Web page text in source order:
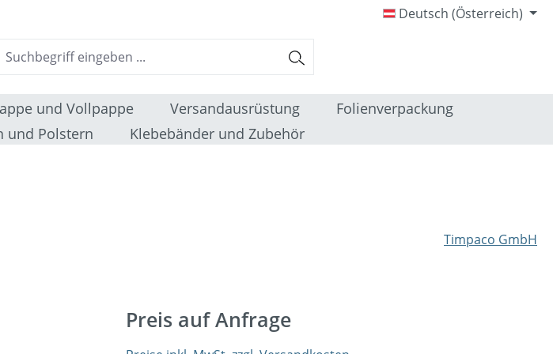
Deutsch (Österreich)
und Vollpappe Versandausrüstung
Folienverpackung
und Polstern Klebebänder und Zubehör
Timpaco GmbH
Preis auf Anfrage